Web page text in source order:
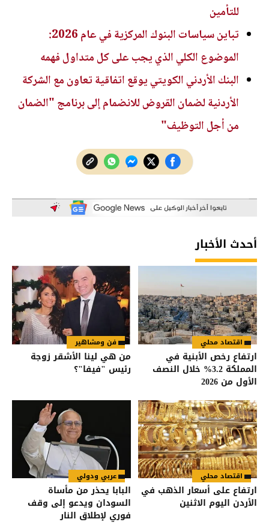
للتأمين
تباين سياسات البنوك المركزية في عام 2026:
الموضوع الكلي الذي يجب على كل متداول فهمه
البنك الأردني الكويتي يوقع اتفاقية تعاون مع الشركة
الأردنية لضمان القروض للانضمام إلى برنامج "الضمان
من أجل التوظيف"
أحدث الأخبار
اقتصاد محلي
ارتفاع رخص الأبنية في
المملكة 3.2% خلال النصف
الأول من 2026
فن ومشاهير
من هي لينا الأشقر زوجة
رئيس "فيفا"؟
اقتصاد محلي
ارتفاع على أسعار الذهب في
الأردن اليوم الاثنين
عربي ودولي
البابا يحذر من مأساة
السودان ويدعو إلى وقف
فوري لإطلاق النار